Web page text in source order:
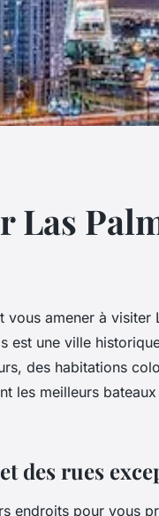
vous amener à
est une ville
des habitations
les meilleurs
des rues
endroits pour vous